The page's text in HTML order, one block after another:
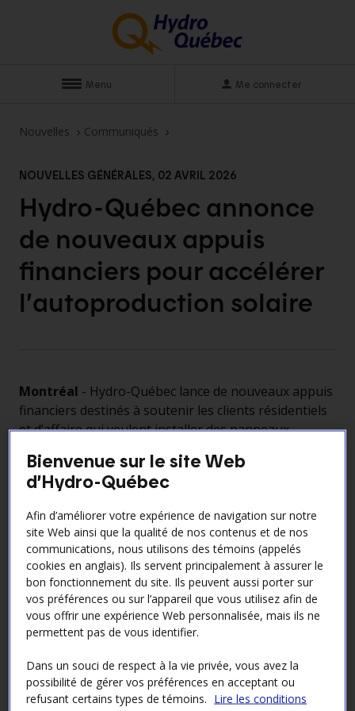
Menu Me connecter
Nouvelles Communiqués
NOUVELLES GÉNÉRALES, 02 AVRIL 2026
Hydro-Québec annonce
de nouveaux appuis
financiers pour accélérer
l’autoproduction solaire
Montréal - Hydro-Québec lance de nouveaux appuis
financiers destinés à soutenir les clients résidentiels
et d’affaire qui veulent installer des panneaux
L’aide financière sera de 1000 $ par kW installé
couvrant jusqu’à concurrence de 40 %
des coûts admissibles d’un projet, soit en
moyenne entre 5000 $ et 6000 $ pour un client
résidentiel et environ 45 000 $ pour une
entreprise. L’objectif est d’aider les clients d’Hydro-
Québec qui souhaitent devenir autoproducteurs à
réduire la période de retour sur investissement qui
est présentement de 25 à 30 ans à environ 10 à 12
ans.
Cette annonce s’inscrit dansl’approche solaire
évolutived’Hydro-Québec visant à atteindre 3000
Bienvenue sur le site Web
d’Hydro-Québec
Afin d’améliorer votre expérience de navigation sur notre
site Web ainsi que la qualité de nos contenus et de nos
communications, nous utilisons des témoins (appelés
cookies en anglais). Ils servent principalement à assurer le
bon fonctionnement du site. Ils peuvent aussi porter sur
vos préférences ou sur l’appareil que vous utilisez afin de
vous offrir une expérience Web personnalisée, mais ils ne
permettent pas de vous identifier.
Dans un souci de respect à la vie privée, vous avez la
possibilité de gérer vos préférences en acceptant ou
refusant certains types de témoins. Lire les conditions